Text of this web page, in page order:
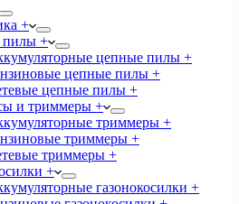
+
+
цепные пилы +
цепные пилы +
цепные пилы +
и триммеры +
триммеры +
триммеры +
триммеры +
+
газонокосилки +